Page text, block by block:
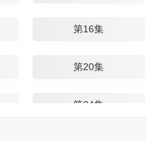
第16集
第20集
第24集